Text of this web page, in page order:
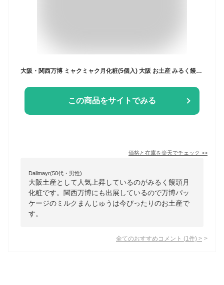
大阪・関西万博 ミャクミャク月化粧(5個入) 大阪 お土産 みるく饅頭 月化粧 お取り寄せ ギフト プレゼント スイーツ 菓子折り お菓子 和菓子 みゃくみゃく グッズ
この商品をサイトでみる
価格と在庫を楽天でチェック >>
Dallmayr(50代・男性)
大阪土産として人気上昇しているのがみるく饅頭月
化粧です。関西万博にも出展しているので万博パッ
ケージのミルクまんじゅうは今ぴったりのお土産で
す。
全てのおすすめコメント (1 件) >